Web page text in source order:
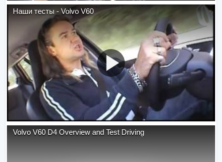
Наши тесты - Volvo V60
Volvo V60 D4 Overview and Test Driving